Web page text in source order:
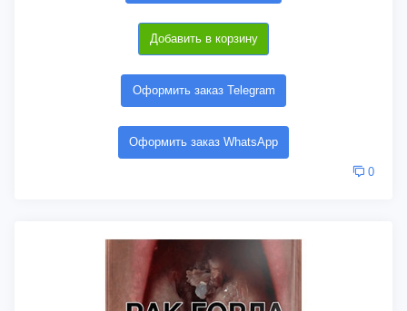
Добавить в корзину
Оформить заказ Telegram
Оформить заказ WhatsApp
0